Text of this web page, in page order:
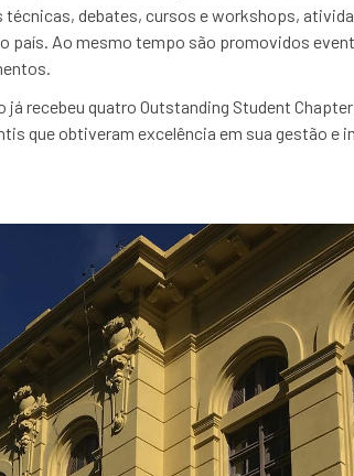
debates, cursos e workshops,
Ao mesmo tempo são promovidos
recebeu quatro Outstanding Student
que obtiveram excelência em sua gestão e